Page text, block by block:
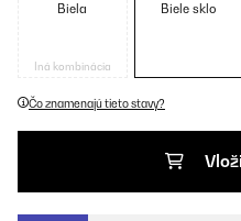
Biela
Iná kombinácia
Biele sklo
Čo znamenajú tieto stavy?